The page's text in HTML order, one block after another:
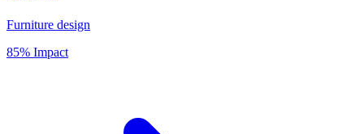
Furniture design
85% Impact